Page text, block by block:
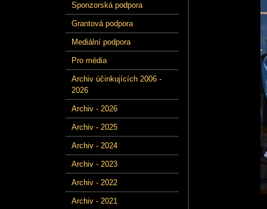
Sponzorská podpora
Grantová podpora
Mediální podpora
Pro média
Archiv účinkujících 2006 -
2026
Archiv - 2026
Archiv - 2025
Archiv - 2024
Archiv - 2023
Archiv - 2022
Archiv - 2021